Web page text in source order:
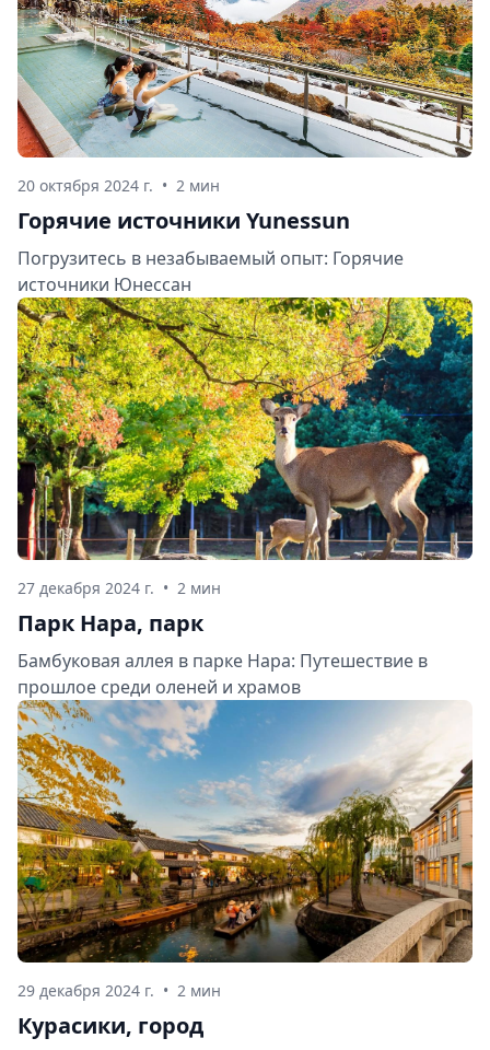
20 октября 2024 г. • 2 мин
Горячие источники Yunessun
Погрузитесь в незабываемый опыт: Горячие
источники Юнессан
27 декабря 2024 г. • 2 мин
Парк Нара, парк
Бамбуковая аллея в парке Нара: Путешествие в
прошлое среди оленей и храмов
29 декабря 2024 г. • 2 мин
Курасики, город